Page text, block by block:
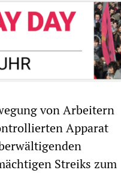
von Arbeitern
Apparat
Streiks zum